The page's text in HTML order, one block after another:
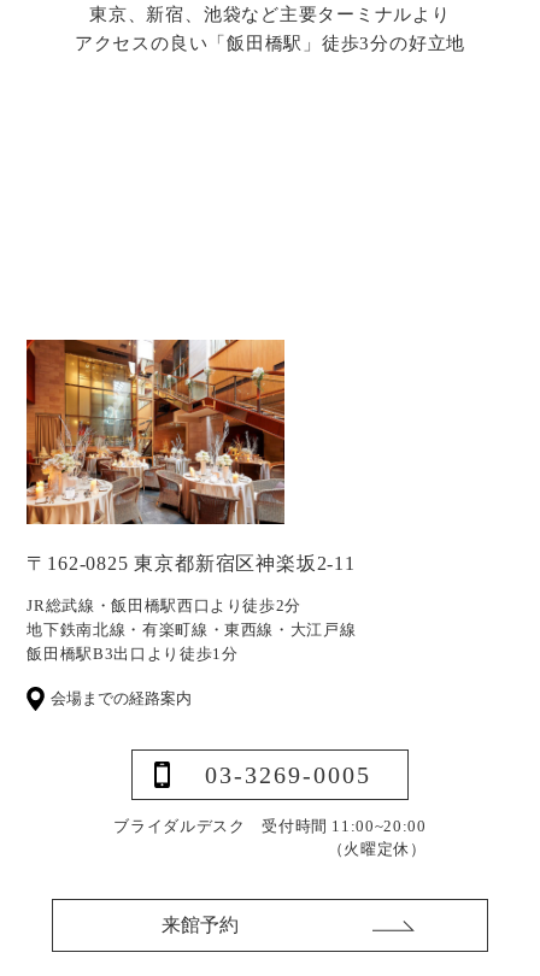
東京、新宿、池袋など主要ターミナルより
アクセスの良い「飯田橋駅」徒歩3分の好立地
〒162-0825 東京都新宿区神楽坂2-11
JR総武線・飯田橋駅西口より徒歩2分
地下鉄南北線・有楽町線・東西線・大江戸線
飯田橋駅B3出口より徒歩1分
会場までの経路案内
03-3269-0005
ブライダルデスク 受付時間 11:00~20:00
（火曜定休）
来館予約